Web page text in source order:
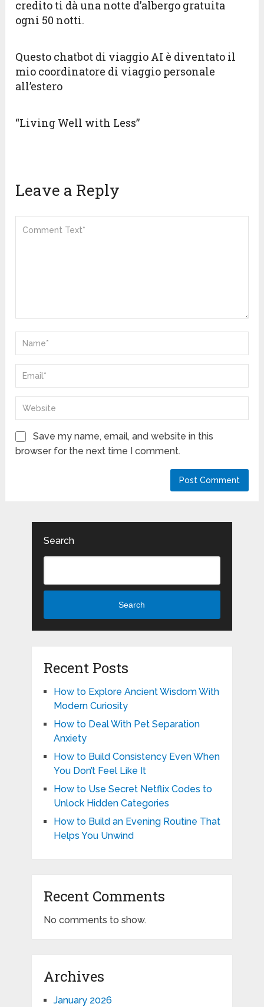
credito ti dà una notte d’albergo gratuita
ogni 50 notti.
Questo chatbot di viaggio AI è diventato il
mio coordinatore di viaggio personale
all’estero
“Living Well with Less”
Leave a Reply
Save my name, email, and website in this
browser for the next time I comment.
Search
Search
Recent Posts
How to Explore Ancient Wisdom With
Modern Curiosity
How to Deal With Pet Separation
Anxiety
How to Build Consistency Even When
You Don’t Feel Like It
How to Use Secret Netflix Codes to
Unlock Hidden Categories
How to Build an Evening Routine That
Helps You Unwind
Recent Comments
No comments to show.
Archives
January 2026